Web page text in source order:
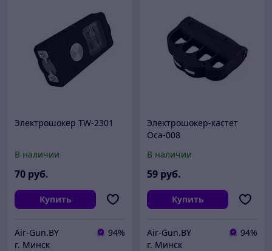
Электрошокер TW-2301
В наличии
70 руб.
Купить
Air-Gun.BY
94%
г. Минск
Электрошокер-кастет
Оса-008
В наличии
59 руб.
Купить
Air-Gun.BY
94%
г. Минск